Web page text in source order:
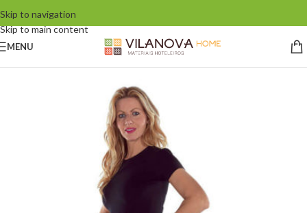
Skip to navigation
Skip to main content
MENU